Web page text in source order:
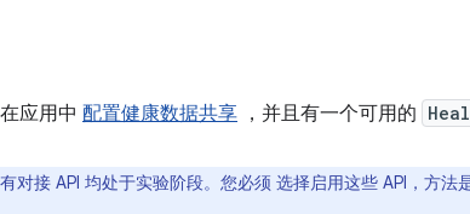
应用中 配置健康数据共享 ，并且有一个可用的
对接 API 均处于实验阶段。您必须 选择启用这些 API，方法